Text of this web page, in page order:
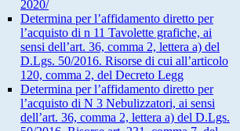
2020/
Determina per l’affidamento diretto per
l’acquisto di n 11 Tavolette grafiche, ai
sensi dell’art. 36, comma 2, lettera a) del
D.Lgs. 50/2016. Risorse di cui all’articolo
120, comma 2, del Decreto Legg
Determina per l’affidamento diretto per
l’acquisto di N 3 Nebulizzatori, ai sensi
dell’art. 36, comma 2, lettera a) del D.Lgs.